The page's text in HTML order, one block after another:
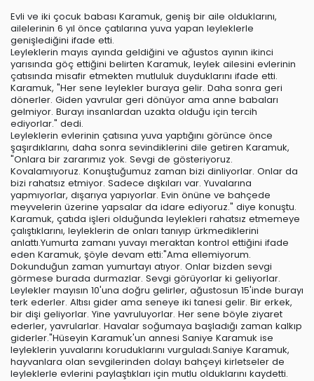
Evli ve iki çocuk babası Karamuk, geniş bir aile olduklarını,
ailelerinin 6 yıl önce çatılarına yuva yapan leyleklerle
genişlediğini ifade etti.
Leyleklerin mayıs ayında geldiğini ve ağustos ayının ikinci
yarısında göç ettiğini belirten Karamuk, leylek ailesini evlerinin
çatısında misafir etmekten mutluluk duyduklarını ifade etti.
Karamuk, "Her sene leylekler buraya gelir. Daha sonra geri
dönerler. Giden yavrular geri dönüyor ama anne babaları
gelmiyor. Burayı insanlardan uzakta olduğu için tercih
ediyorlar." dedi.
Leyleklerin evlerinin çatısına yuva yaptığını görünce önce
şaşırdıklarını, daha sonra sevindiklerini dile getiren Karamuk,
"Onlara bir zararımız yok. Sevgi de gösteriyoruz.
Kovalamıyoruz. Konuştuğumuz zaman bizi dinliyorlar. Onlar da
bizi rahatsız etmiyor. Sadece dışkıları var. Yuvalarına
yapmıyorlar, dışarıya yapıyorlar. Evin önüne ve bahçede
meyvelerin üzerine yapsalar da idare ediyoruz." diye konuştu.
Karamuk, çatıda işleri olduğunda leylekleri rahatsız etmemeye
çalıştıklarını, leyleklerin de onları tanıyıp ürkmediklerini
anlattı.Yumurta zamanı yuvayı meraktan kontrol ettiğini ifade
eden Karamuk, şöyle devam etti:"Ama ellemiyorum.
Dokunduğun zaman yumurtayı atıyor. Onlar bizden sevgi
görmese burada durmazlar. Sevgi görüyorlar ki geliyorlar.
Leylekler mayısın 10'una doğru gelirler, ağustosun 15'inde burayı
terk ederler. Altısı gider ama seneye iki tanesi gelir. Bir erkek,
bir dişi geliyorlar. Yine yavruluyorlar. Her sene böyle ziyaret
ederler, yavrularlar. Havalar soğumaya başladığı zaman kalkıp
giderler."Hüseyin Karamuk'un annesi Saniye Karamuk ise
leyleklerin yuvalarını koruduklarını vurguladı.Saniye Karamuk,
hayvanlara olan sevgilerinden dolayı bahçeyi kirletseler de
leyleklerle evlerini paylaştıkları için mutlu olduklarını kaydetti.